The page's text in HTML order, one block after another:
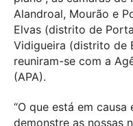
Alandroal, Mourão e
Elvas (distrito de
Vidigueira (distrito de
reuniram-se com a
(APA).
“O que está em
demonstre as nossas